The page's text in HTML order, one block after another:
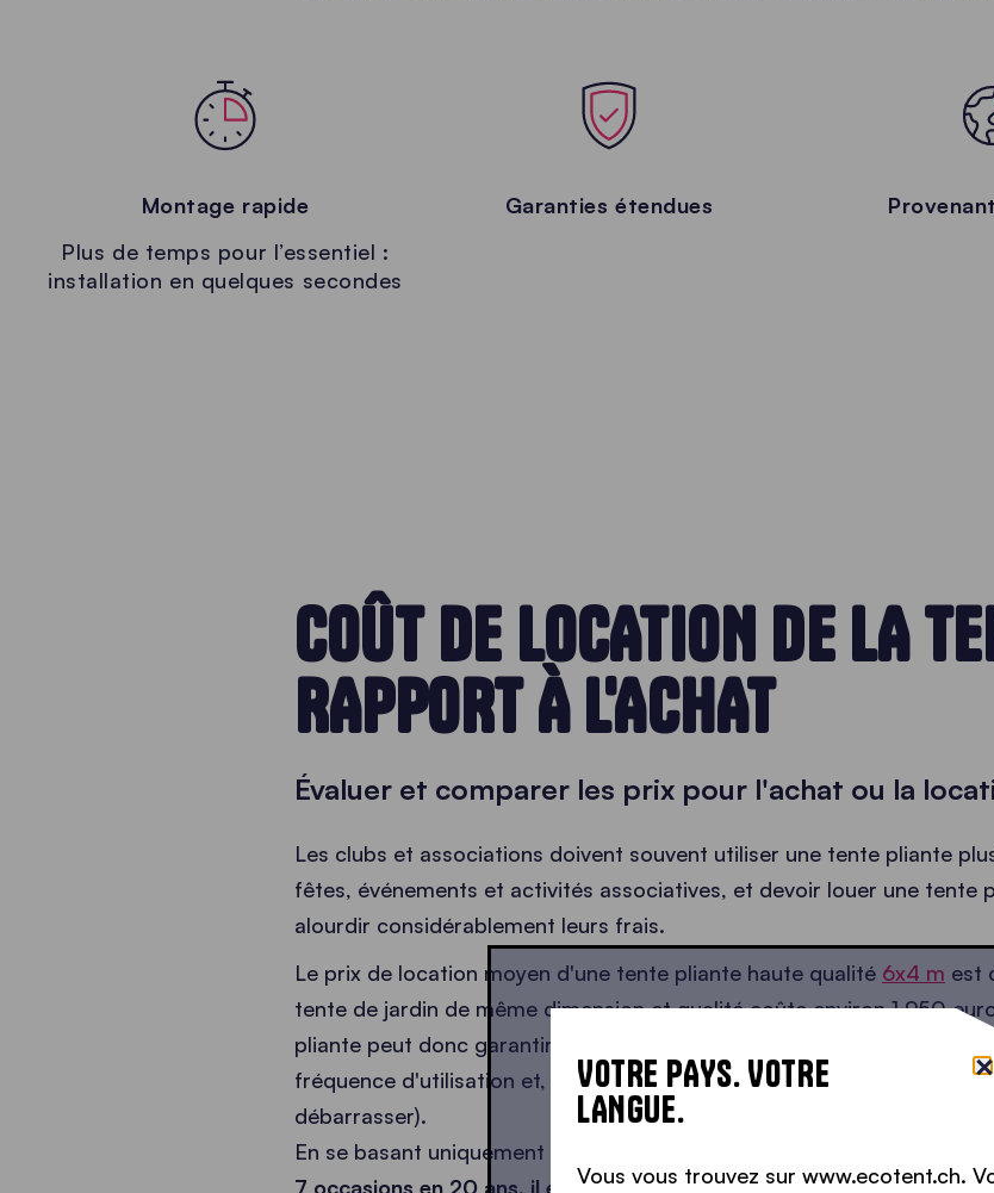
Montage rapide
Plus de temps pour l’essentiel :
installation en quelques secondes
Garanties étendues
COÛT DE LOCATION DE LA
RAPPORT À L'ACHAT
Évaluer et comparer les prix pour l'achat ou la
Les clubs et associations doivent souvent utiliser une tente pliante
fêtes, événements et activités associatives, et devoir louer une tente
alourdir considérablement leurs frais.
Le prix de location moyen d'une tente pliante haute qualité 6x4 m est
tente de jardin de même dimension et qualité coûte environ 1 950
pliante peut donc garantir des dizaines d'années d’utilisation (la
fréquence d'utilisation et, si vous ne l'utilisez qu’une fois par an, vous
débarrasser).
En se basant uniquement sur le prix,
si vous prévoyez d'utiliser votre
7 occasions en 20 ans, il est dans votre intérêt de l'acheter. Et, si
VOTRE PAYS. VOTRE
LANGUE.
Vous vous trouvez sur www.ecotent.ch.